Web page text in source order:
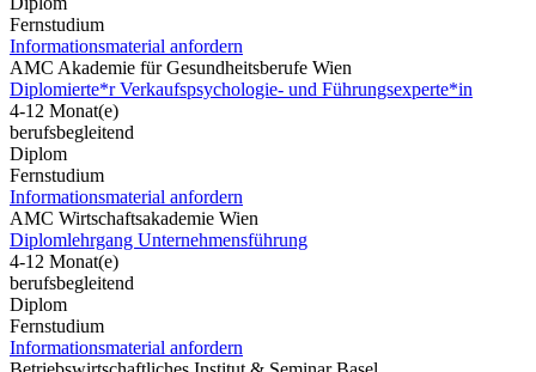
Fernstudium
Informationsmaterial anfordern
AMC Akademie für Gesundheitsberufe Wien
Diplomierte*r Verkaufspsychologie- und Führungsexperte*in
4-12 Monat(e)
berufsbegleitend
Diplom
Fernstudium
Informationsmaterial anfordern
AMC Wirtschaftsakademie Wien
Diplomlehrgang Unternehmensführung
4-12 Monat(e)
berufsbegleitend
Diplom
Fernstudium
Informationsmaterial anfordern